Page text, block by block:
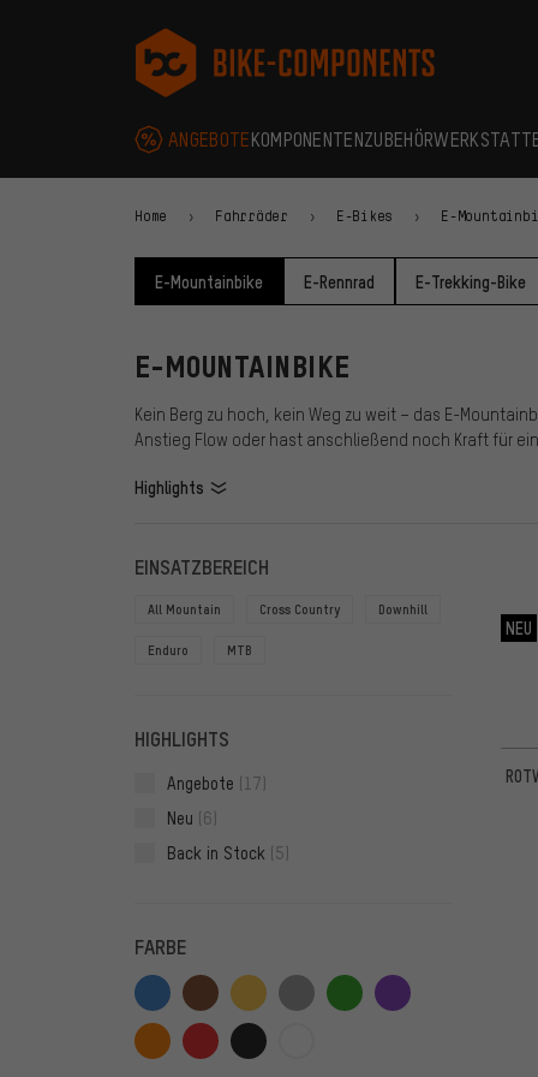
bike-components.de Startseite
ANGEBOTEKOMPONENTENZUBEHÖRWERKSTATT
Home Fahrräder E-Bikes E-
E-Mountainbike E-Rennrad E-Trekking-Bike
E-MOUNTAINBIKE
Kein Berg zu hoch, kein Weg zu weit – das E-
Anstieg Flow oder hast anschließend noch Kraft für
Highlights
FILTER
EINSATZBEREICH
All Mountain Cross Country Downhill
Enduro MTB
HIGHLIGHTS
Angebote (17)
Neu (6)
Back in Stock (5)
FARBE
NEU